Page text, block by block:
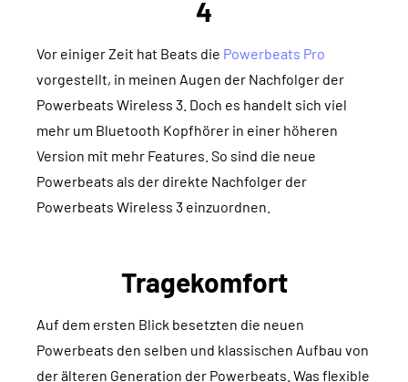
4
Vor einiger Zeit hat Beats die Powerbeats Pro
vorgestellt, in meinen Augen der Nachfolger der
Powerbeats Wireless 3. Doch es handelt sich viel
mehr um Bluetooth Kopfhörer in einer höheren
Version mit mehr Features. So sind die neue
Powerbeats als der direkte Nachfolger der
Powerbeats Wireless 3 einzuordnen.
Tragekomfort
Auf dem ersten Blick besetzten die neuen
Powerbeats den selben und klassischen Aufbau von
der älteren Generation der Powerbeats. Was flexible